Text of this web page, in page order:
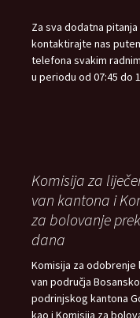
Za sva dodatna pitanja
kontaktirajte nas
telefona svakim
u periodu od 07:45 do
Komisija za
van kantona i
za bolovanje
dana
Komisija za odobrenje
van područja
podrinjskog kantona
kao i Komisija za